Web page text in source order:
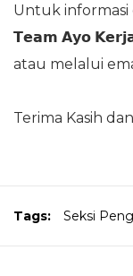
Untuk
𝗧𝗲𝗮𝗺 𝗔𝘆𝗼
atau melalui
Terima Kasih
Tags: Seksi